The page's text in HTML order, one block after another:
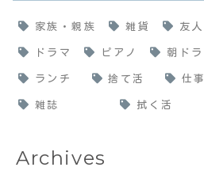
家族・親族 雑貨 友人
ドラマ ピアノ 朝ドラ
ランチ 捨て活 仕事
雑誌 拭く活
Archives